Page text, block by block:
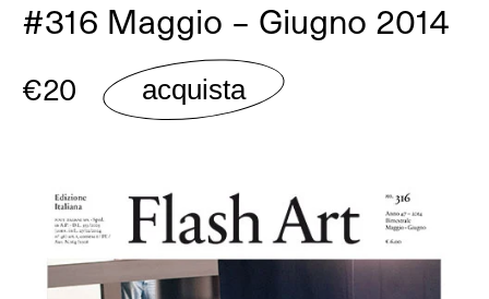
#316 Maggio – Giugno 2014
€20 acquista